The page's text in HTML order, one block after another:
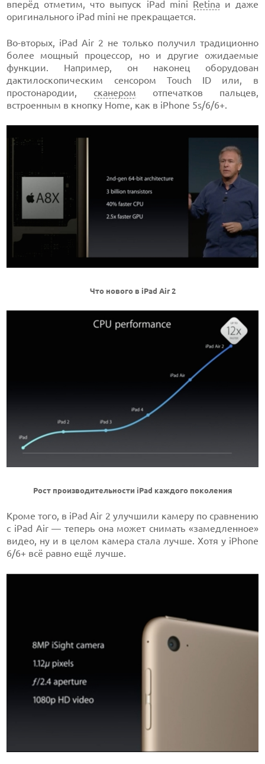
вперёд отметим, что выпуск iPad mini Retinaи даже
оригинального iPad mini не прекращается.
Во-вторых, iPad Air 2 не только получил традиционно
более мощный процессор, но и другие ожидаемые
функции. Например, он наконец оборудован
дактилоскопическим сенсором Touch ID или, в
простонародии, сканером отпечатков пальцев,
встроенным в кнопку Home, как в iPhone 5s/6/6+.
Что нового в iPad Air 2
Рост производительности iPad каждого поколения
Кроме того, в iPad Air 2 улучшили камеру по сравнению
с iPad Air — теперь она может снимать «замедленное»
видео, ну и в целом камера стала лучше. Хотя у iPhone
6/6+ всё равно ещё лучше.